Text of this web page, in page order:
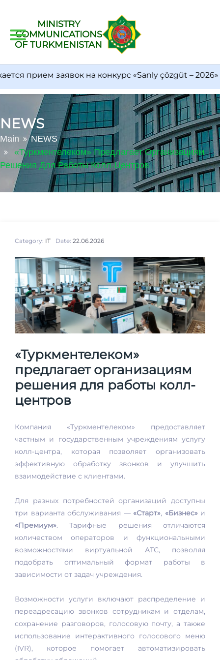
MINISTRY
COMMUNICATIONS
OF TURKMENISTAN
прием заявок на конкурс «Sanly çözgüt – 2026»
NEWS
Main
NEWS
«Туркментелеком» Предлагает Организациям
Решения Для Работы Колл-Центров
Category: IT Date: 22.06.2026
«Туркментелеком»
предлагает организациям
решения для работы колл-
центров
Компания «Туркментелеком» предоставляет
частным и государственным учреждениям услугу
колл-центра, которая позволяет организовать
эффективную обработку звонков и улучшить
взаимодействие с клиентами.
Для разных потребностей организаций доступны
три варианта обслуживания — «Старт», «Бизнес»и
«Премиум». Тарифные решения отличаются
количеством операторов и функциональными
возможностями виртуальной АТС, позволяя
подобрать оптимальный формат работы в
зависимости от задач учреждения.
Возможности услуги включают распределение и
переадресацию звонков сотрудникам и отделам,
сохранение разговоров, голосовую почту, а также
использование интерактивного голосового меню
(IVR), которое помогает автоматизировать